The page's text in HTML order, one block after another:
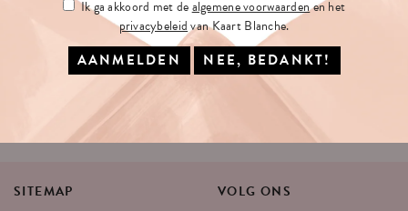
Ik ga akkoord met dealgemene voorwaardenen het
Kaart Blanche.
INSCHRIJVEN
SITEMAP VOLG ONS
Ik ga akkoord met dealgemene voorwaardenen het
privacybeleidvan Kaart Blanche.